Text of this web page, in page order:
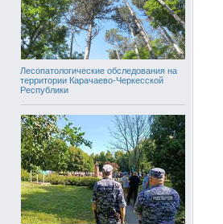
Лесопатологические обследования на
территории Карачаево-Черкесской
Республики